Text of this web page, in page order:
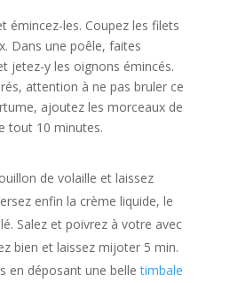
émincez-les. Coupez les filets
Dans une poêle, faites
jetez-y les oignons émincés.
attention à ne pas bruler ce
ajoutez les morceaux de
tout 10 minutes.
de volaille et laissez
enfin la crème liquide, le
Salez et poivrez à votre avec
bien et laissez mijoter 5 min.
en déposant une belletimbale